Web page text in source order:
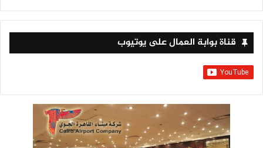
قناة بوابة العمال على يوتيوب